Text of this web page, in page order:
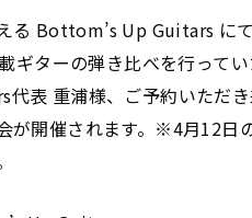
る Bottom’s Up Guitars に
ターの弾き比べを行って
表 重浦様、ご予約いただ
が開催されます。※4月12